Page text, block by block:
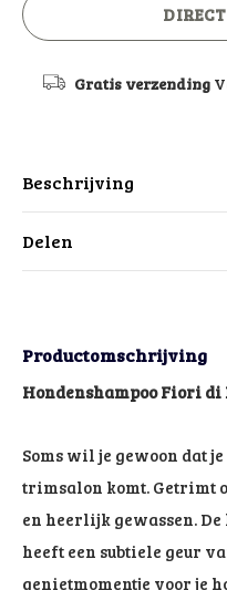
Gratis verzending
Beschrijving
Delen
Productomschrijving
Hondenshampoo Fiori di
Soms wil je gewoon dat
trimsalon komt. Getrimt
en heerlijk gewassen.
heeft een subtiele geur
genietmomentje voor je